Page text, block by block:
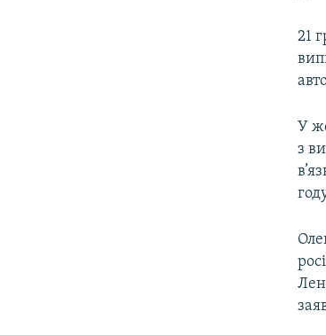
21
У
з